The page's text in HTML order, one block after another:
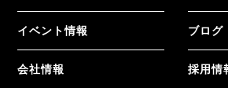
イベント情報 ブログ
会社情報 採用情